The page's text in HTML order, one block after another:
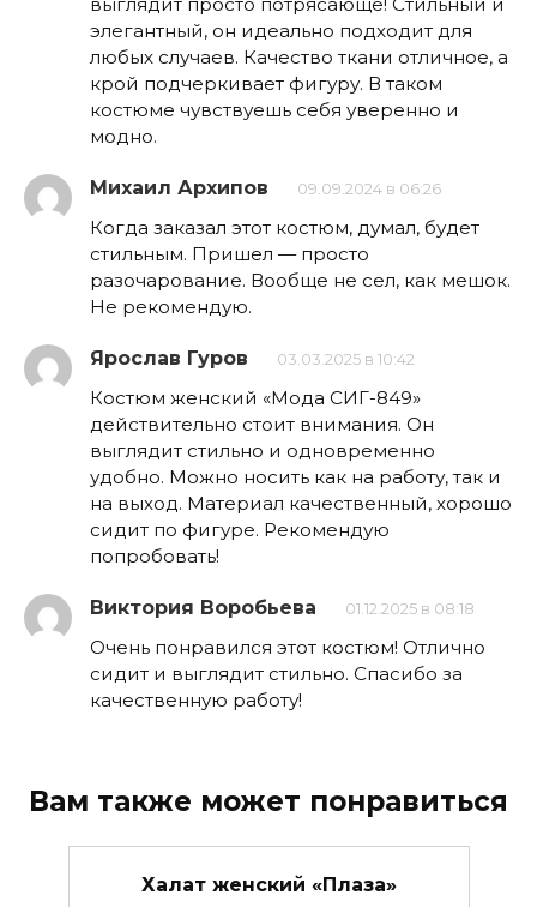
элегантный, он идеально подходит для
любых случаев. Качество ткани отличное, а
крой подчеркивает фигуру. В таком
костюме чувствуешь себя уверенно и
модно.
Михаил Архипов 09.09.2024 в 06:26
Когда заказал этот костюм, думал, будет
стильным. Пришел — просто
разочарование. Вообще не сел, как мешок.
Не рекомендую.
Ярослав Гуров 03.03.2025 в 10:42
Костюм женский «Мода СИГ-849»
действительно стоит внимания. Он
выглядит стильно и одновременно
удобно. Можно носить как на работу, так и
на выход. Материал качественный, хорошо
сидит по фигуре. Рекомендую
попробовать!
Виктория Воробьева 01.12.2025 в 08:18
Очень понравился этот костюм! Отлично
сидит и выглядит стильно. Спасибо за
качественную работу!
Вам также может понравиться
Халат женский «Плаза»